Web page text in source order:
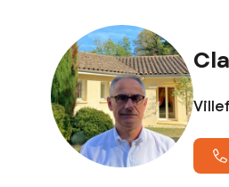
Honoraires charge vendeur
Contactez votre conseiller